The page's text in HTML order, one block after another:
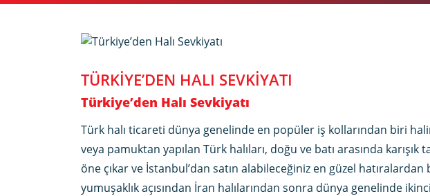
TÜRKIYE’DEN HALI SEVKIYATI
Türkiye’den Halı Sevkiyatı
Türk halı ticareti dünya genelinde en popüler iş kollarından biri
veya pamuktan yapılan Türk halıları, doğu ve batı arasında karışık
öne çıkar ve İstanbul’dan satın alabileceğiniz en güzel
yumuşaklık açısından İran halılarından sonra dünya genelinde